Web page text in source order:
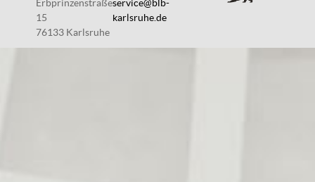
Erbprinzenstraße
15
76133 Karlsruhe
service@blb-
karlsruhe.de